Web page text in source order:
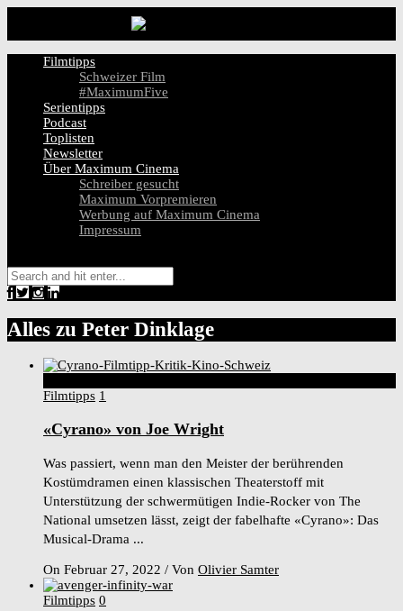
Filmtipps
Schweizer Film
#MaximumFive
Serientipps
Podcast
Toplisten
Newsletter
Über Maximum Cinema
Schreiber gesucht
Maximum Vorpremieren
Werbung auf Maximum Cinema
Impressum
Alles zu Peter Dinklage
Filmtipps 1
«Cyrano» von Joe Wright
Was passiert, wenn man den Meister der berührenden
Kostümdramen einen klassischen Theaterstoff mit
Unterstützung der schwermütigen Indie-Rocker von The
National umsetzen lässt, zeigt der fabelhafte «Cyrano»: Das
Musical-Drama ...
On Februar 27, 2022 / Von Olivier Samter
Filmtipps 0